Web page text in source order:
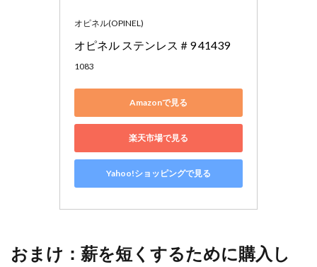
オピネル(OPINEL)
オピネル ステンレス＃9 41439
1083
Amazonで見る
楽天市場で見る
Yahoo!ショッピングで見る
おまけ：薪を短くするために購入し